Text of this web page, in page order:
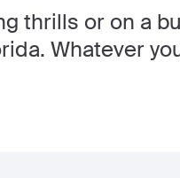
thrills or on a
Whatever